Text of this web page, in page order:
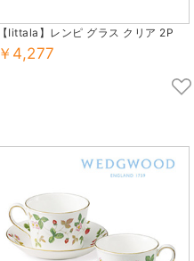
【Iittala】レンピ グラス クリア 2P
￥4,277